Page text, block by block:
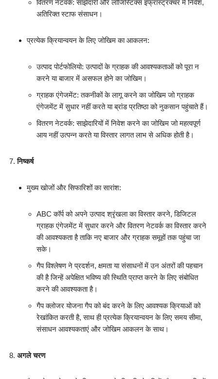
वितरण नेटवर्क: साझेदारी और लॉजिस्टिक्स इंफ्रास्ट्रक्चर में निवेश,
अतिरिक्त स्टाफ संसाधन।
प्रत्येक क्रियान्वयन के लिए जोखिम का आकलन:
उत्पाद पोर्टफोलियो: उत्पादों के ग्राहक की आवश्यकताओं को पूरा न
करने या बाजार में असफल होने का जोखिम।
ग्राहक एंगेजमेंट: तकनीकों के लागू करने का जोखिम जो ग्राहक
एंगेजमेंट में सुधार नहीं करते या ब्रांड प्रतिष्ठा को नुकसान पहुंचाते हैं।
वितरण नेटवर्क: साझेदारियों में निवेश करने का जोखिम जो महत्वपूर्ण
आय नहीं उत्पन्न करते या विस्तार लागत लाभ से अधिक होती है।
निष्कर्ष
मुख्य खोजों और सिफारिशों का सारांश:
ABC कॉर्प को अपने उत्पाद श्रृंखला का विस्तार करने, डिजिटल
ग्राहक एंगेजमेंट में सुधार करने और वितरण नेटवर्क का विस्तार करने
की आवश्यकता है ताकि नए बाजार और ग्राहक समूहों तक पहुंचा जा
सके।
गैप विश्लेषण ने प्रदर्शन, क्षमता या संसाधनों में उन अंतरों की पहचान
की है जिन्हें अपेक्षित भविष्य की स्थिति प्राप्त करने के लिए संबोधित
करने की आवश्यकता है।
गैप क्लोजर योजना गैप को बंद करने के लिए आवश्यक क्रियाओं को
रेखांकित करती है, साथ ही प्रत्येक क्रियान्वयन के लिए समय सीमा,
संसाधन आवश्यकताएं और जोखिम आकलन के साथ।
अगले चरण